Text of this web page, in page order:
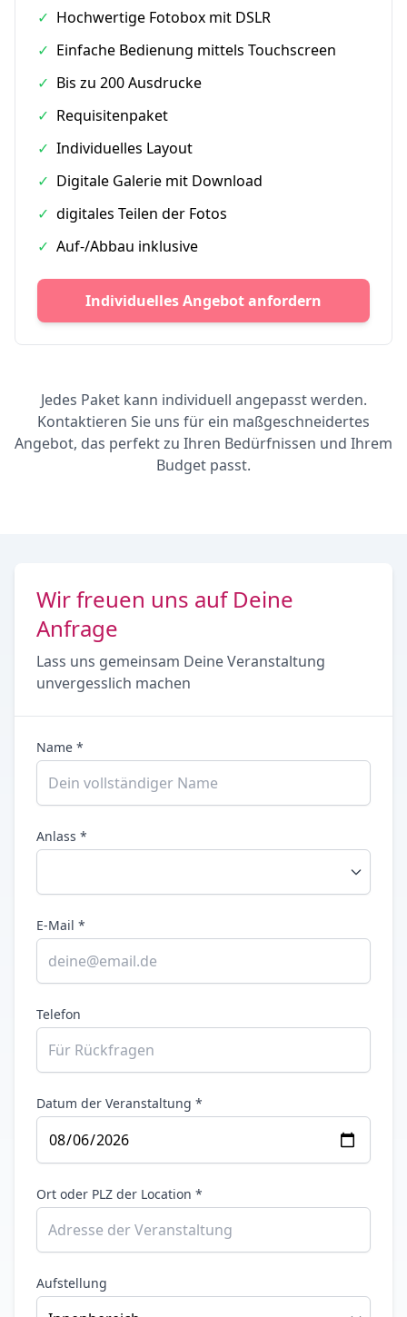
✓ Hochwertige Fotobox mit DSLR
✓ Einfache Bedienung mittels Touchscreen
✓ Bis zu 200 Ausdrucke
✓ Requisitenpaket
✓ Individuelles Layout
✓ Digitale Galerie mit Download
✓ digitales Teilen der Fotos
✓ Auf-/Abbau inklusive
Individuelles Angebot anfordern
Jedes Paket kann individuell angepasst werden.
Kontaktieren Sie uns für ein maßgeschneidertes
Angebot, das perfekt zu Ihren Bedürfnissen und Ihrem
Budget passt.
Wir freuen uns auf Deine
Anfrage
Lass uns gemeinsam Deine Veranstaltung
unvergesslich machen
Name *
Anlass *
E-Mail *
Telefon
Datum der Veranstaltung *
Ort oder PLZ der Location *
Aufstellung